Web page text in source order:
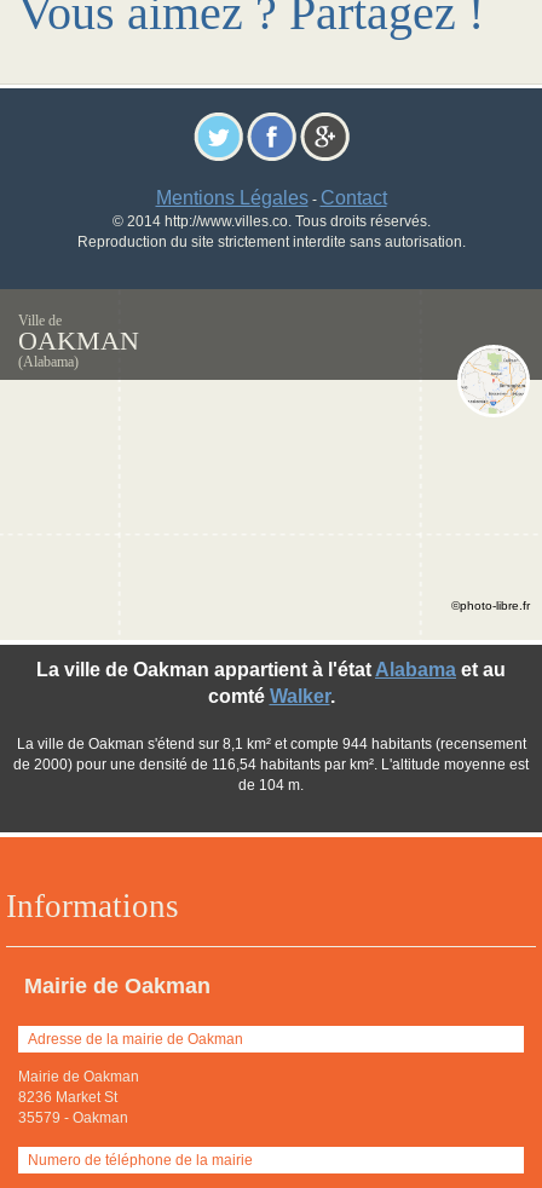
Vous aimez ? Partagez !
Mentions Légales- Contact
© 2014 http://www.villes.co. Tous droits réservés.
Reproduction du site strictement interdite sans autorisation.
Ville de
OAKMAN
(Alabama)
Informations
Mairie de Oakman
Adresse de la mairie de Oakman
Mairie de Oakman
8236 Market St
35579 - Oakman
Numero de téléphone de la mairie
La ville de Oakman appartient à l'état Alabama et au
comté Walker.
La ville de Oakman s'étend sur 8,1 km² et compte 944 habitants (recensement
de 2000) pour une densité de 116,54 habitants par km². L'altitude moyenne est
de 104 m.
©photo-libre.fr